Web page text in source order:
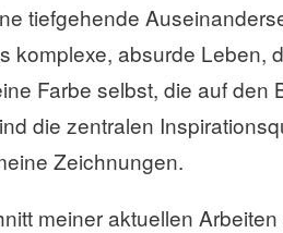
tiefgehende
komplexe, absurde Leben,
Farbe selbst, die auf den
die zentralen
Zeichnungen.
meiner aktuellen